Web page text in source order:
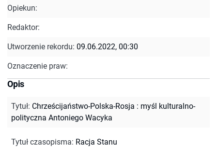
Opiekun:
Redaktor:
Utworzenie rekordu: 09.06.2022, 00:30
Oznaczenie praw:
Opis
Tytuł: Chrześcijaństwo-Polska-Rosja : myśl kulturalno-
polityczna Antoniego Wacyka
Tytuł czasopisma: Racja Stanu